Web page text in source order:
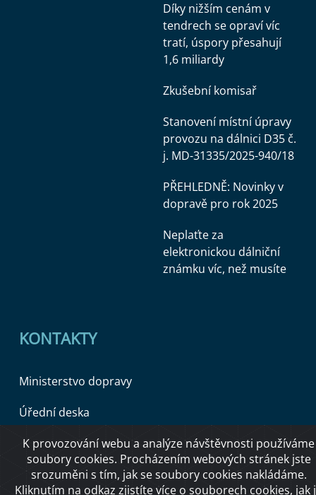
Díky nižším cenám v
tendrech se opraví víc
tratí, úspory přesahují
1,6 miliardy
Zkušební komisař
Stanovení místní úpravy
provozu na dálnici D35 č.
j. MD-31335/2025-940/18
PŘEHLEDNĚ: Novinky v
dopravě pro rok 2025
Neplaťte za
elektronickou dálniční
známku víc, než musíte
KONTAKTY
Ministerstvo dopravy
Úřední deska
Copyright © 2026 Ministerstvo dopravy ČR
K provozování webu a analýze návštěvnosti používáme
soubory cookies. Procházením webových stránek jste
srozuměni s tím, jak se soubory cookies nakládáme.
Kliknutím na odkaz zjistíte více o souborech cookies, jak